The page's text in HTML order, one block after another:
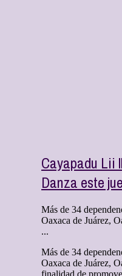
Cayapadu Lii
Danza este
Más de 34
Oaxaca de Juárez,
...
Más de 34
Oaxaca de Juárez,
finalidad de